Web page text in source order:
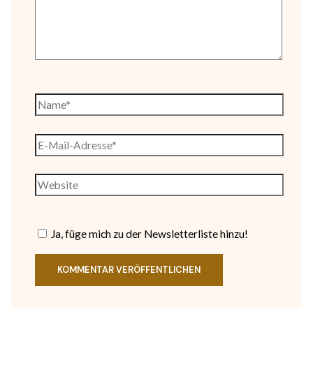
Name*
E-
Mail-
Adresse*
Website
Ja, füge mich zu der Newsletterliste hinzu!